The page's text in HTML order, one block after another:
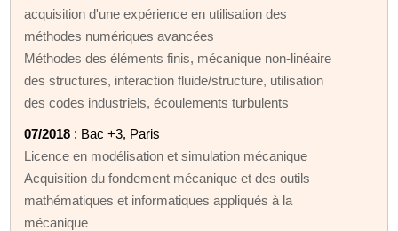
acquisition d'une expérience en utilisation des
méthodes numériques avancées
Méthodes des éléments finis, mécanique non‑linéaire
des structures, interaction fluide/structure, utilisation
des codes industriels, écoulements turbulents
07/2018 : Bac +3, Paris
Licence en modélisation et simulation mécanique
Acquisition du fondement mécanique et des outils
mathématiques et informatiques appliqués à la
mécanique